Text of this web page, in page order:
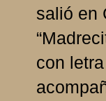
salió en
con